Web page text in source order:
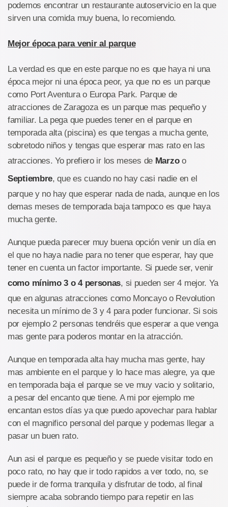
podemos encontrar un restaurante autoservicio en la que
sirven una comida muy buena, lo recomiendo.
Mejor época para venir al parque
La verdad es que en este parque no es que haya ni una
época mejor ni una época peor, ya que no es un parque
como Port Aventura o Europa Park. Parque de
atracciones de Zaragoza es un parque mas pequeño y
familiar. La pega que puedes tener en el parque en
temporada alta (piscina) es que tengas a mucha gente,
sobretodo niños y tengas que esperar mas rato en las
atracciones. Yo prefiero ir los meses de Marzoo
Septiembre, que es cuando no hay casi nadie en el
parque y no hay que esperar nada de nada, aunque en los
demas meses de temporada baja tampoco es que haya
mucha gente.
Aunque pueda parecer muy buena opción venir un día en
el que no haya nadie para no tener que esperar, hay que
tener en cuenta un factor importante. Si puede ser, venir
como mínimo 3 o 4 personas, si pueden ser 4 mejor. Ya
que en algunas atracciones como Moncayo o Revolution
necesita un mínimo de 3 y 4 para poder funcionar. Si sois
por ejemplo 2 personas tendréis que esperar a que venga
mas gente para poderos montar en la atracción.
Aunque en temporada alta hay mucha mas gente, hay
mas ambiente en el parque y lo hace mas alegre, ya que
en temporada baja el parque se ve muy vacio y solitario,
a pesar del encanto que tiene. A mi por ejemplo me
encantan estos días ya que puedo apovechar para hablar
con el magnifico personal del parque y podemas llegar a
pasar un buen rato.
Aun asi el parque es pequeño y se puede visitar todo en
poco rato, no hay que ir todo rapidos a ver todo, no, se
puede ir de forma tranquila y disfrutar de todo, al final
siempre acaba sobrando tiempo para repetir en las